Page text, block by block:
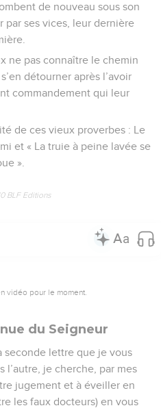
de nouveau sous son
par ses vices, leur dernière
ne pas connaître le chemin
détourner après l’avoir
commandement qui leur
de ces vieux proverbes : Le
et « La truie à peine lavée se
».
BLF Editions
vidéo pour le moment.
du Seigneur
seconde lettre que je vous
l’autre, je cherche, par mes
jugement et à éveiller en
les faux docteurs) en vous